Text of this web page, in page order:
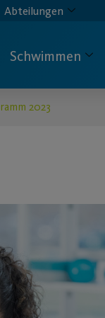
Abteilungen
Schwimmen
2023